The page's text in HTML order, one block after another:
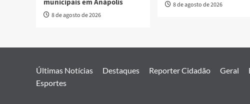
municipais em Anápolis
8 de agosto de 2026
8 de agosto de 2026
Últimas Notícias Destaques Reporter Cidadão Geral
Esportes